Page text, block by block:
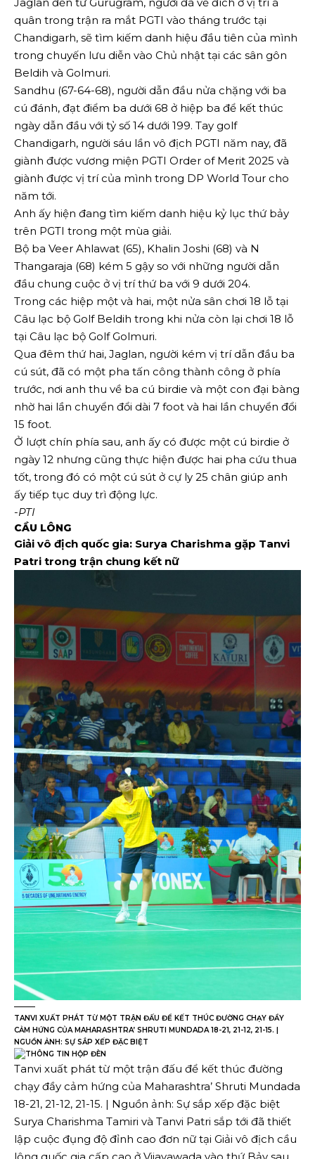
quân trong trận ra mắt PGTI vào tháng trước tại
Chandigarh, sẽ tìm kiếm danh hiệu đầu tiên của mình
trong chuyến lưu diễn vào Chủ nhật tại các sân gôn
Beldih và Golmuri.
Sandhu (67-64-68), người dẫn đầu nửa chặng với ba
cú đánh, đạt điểm ba dưới 68 ở hiệp ba để kết thúc
ngày dẫn đầu với tỷ số 14 dưới 199. Tay golf
Chandigarh, người sáu lần vô địch PGTI năm nay, đã
giành được vương miện PGTI Order of Merit 2025 và
giành được vị trí của mình trong DP World Tour cho
năm tới.
Anh ấy hiện đang tìm kiếm danh hiệu kỷ lục thứ bảy
trên PGTI trong một mùa giải.
Bộ ba Veer Ahlawat (65), Khalin Joshi (68) và N
Thangaraja (68) kém 5 gậy so với những người dẫn
đầu chung cuộc ở vị trí thứ ba với 9 dưới 204.
Trong các hiệp một và hai, một nửa sân chơi 18 lỗ tại
Câu lạc bộ Golf Beldih trong khi nửa còn lại chơi 18 lỗ
tại Câu lạc bộ Golf Golmuri.
Qua đêm thứ hai, Jaglan, người kém vị trí dẫn đầu ba
cú sút, đã có một pha tấn công thành công ở phía
trước, nơi anh thu về ba cú birdie và một con đại bàng
nhờ hai lần chuyển đổi dài 7 foot và hai lần chuyển đổi
15 foot.
Ở lượt chín phía sau, anh ấy có được một cú birdie ở
ngày 12 nhưng cũng thực hiện được hai pha cứu thua
tốt, trong đó có một cú sút ở cự ly 25 chân giúp anh
ấy tiếp tục duy trì động lực.
-PTI
CẦU LÔNG
Giải vô địch quốc gia: Surya Charishma gặp Tanvi
Patri trong trận chung kết nữ
TANVI XUẤT PHÁT TỪ MỘT TRẬN ĐẤU ĐỂ KẾT THÚC ĐƯỜNG CHẠY ĐẦY
CẢM HỨNG CỦA MAHARASHTRA’ SHRUTI MUNDADA 18-21, 21-12, 21-15. |
NGUỒN ẢNH: SỰ SẮP XẾP ĐẶC BIỆT
Tanvi xuất phát từ một trận đấu để kết thúc đường
chạy đầy cảm hứng của Maharashtra’ Shruti Mundada
18-21, 21-12, 21-15. | Nguồn ảnh: Sự sắp xếp đặc biệt
Surya Charishma Tamiri và Tanvi Patri sắp tới đã thiết
lập cuộc đụng độ đỉnh cao đơn nữ tại Giải vô địch cầu